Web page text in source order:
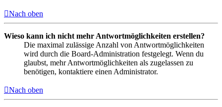
Nach oben
Wieso kann ich nicht mehr Antwortmöglichkeiten erstellen?
Die maximal zulässige Anzahl von Antwortmöglichkeiten
wird durch die Board-Administration festgelegt. Wenn du
glaubst, mehr Antwortmöglichkeiten als zugelassen zu
benötigen, kontaktiere einen Administrator.
Nach oben